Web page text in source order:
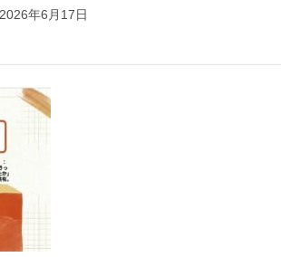
年6月17日